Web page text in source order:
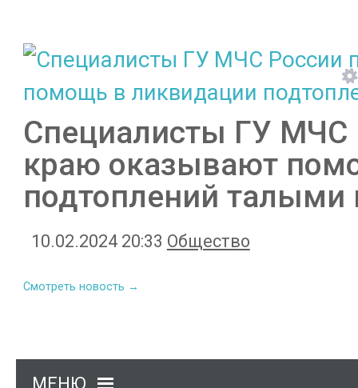
Специалисты ГУ МЧС
краю оказывают
подтоплений талыми
10.02.2024 20:33 Общество
Смотреть новость →
МЕНЮ